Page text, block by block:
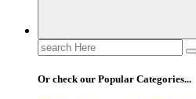
Search
for:
Or check our Popular Categories...